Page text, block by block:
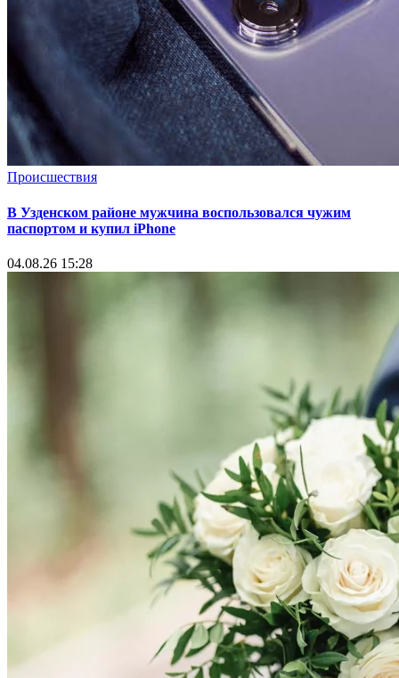
Происшествия
В Узденском районе мужчина воспользовался чужим
паспортом и купил iPhone
04.08.26 15:28